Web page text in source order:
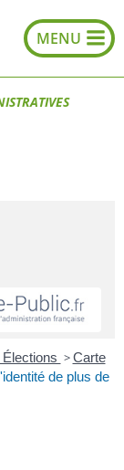
> Carte
de plus de